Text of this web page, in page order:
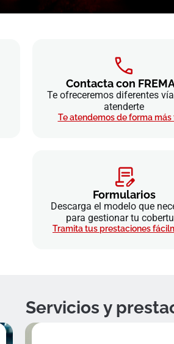
Contacta con
Te ofreceremos diferentes
atenderte
Te atendemos de forma más
Formularios
Descarga el modelo que
para gestionar tu
Tramita tus prestaciones
Servicios y